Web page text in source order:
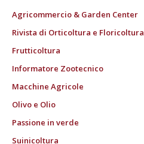
Agricommercio & Garden Center
Rivista di Orticoltura e Floricoltura
Frutticoltura
Informatore Zootecnico
Macchine Agricole
Olivo e Olio
Passione in verde
Suinicoltura